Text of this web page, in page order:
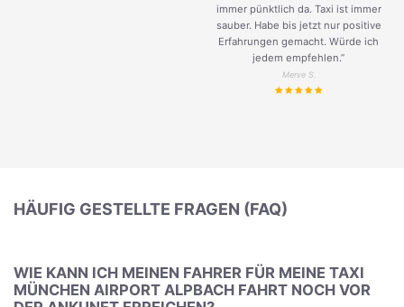
immer pünktlich da. Taxi ist immer
sauber. Habe bis jetzt nur positive
Erfahrungen gemacht. Würde ich
jedem empfehlen.”
Merve S.
HÄUFIG GESTELLTE FRAGEN (FAQ)
WIE KANN ICH MEINEN FAHRER FÜR MEINE TAXI
MÜNCHEN AIRPORT ALPBACH FAHRT NOCH VOR